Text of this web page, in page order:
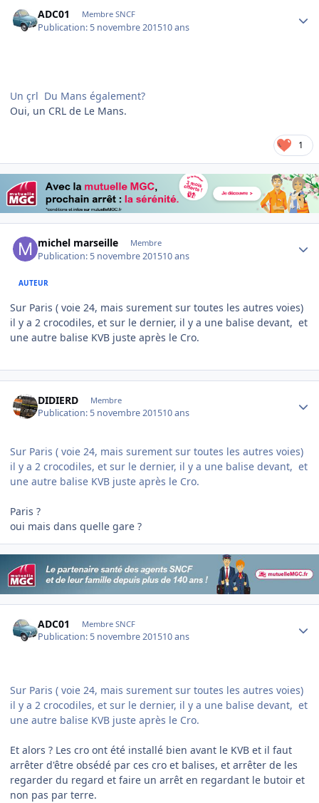
ADC01 Membre SNCF
Publication: 5 novembre 201510 ans
Un çrl Du Mans également?
Oui, un CRL de Le Mans.
1
michel marseille Membre
Publication: 5 novembre 201510 ans
AUTEUR
Sur Paris ( voie 24, mais surement sur toutes les autres voies)
il y a 2 crocodiles, et sur le dernier, il y a une balise devant, et
une autre balise KVB juste après le Cro.
DIDIERD Membre
Publication: 5 novembre 201510 ans
Sur Paris ( voie 24, mais surement sur toutes les autres voies)
il y a 2 crocodiles, et sur le dernier, il y a une balise devant, et
une autre balise KVB juste après le Cro.
Paris ?
oui mais dans quelle gare ?
ADC01 Membre SNCF
Publication: 5 novembre 201510 ans
Sur Paris ( voie 24, mais surement sur toutes les autres voies)
il y a 2 crocodiles, et sur le dernier, il y a une balise devant, et
une autre balise KVB juste après le Cro.
Et alors ? Les cro ont été installé bien avant le KVB et il faut
arrêter d'être obsédé par ces cro et balises, et arrêter de les
regarder du regard et faire un arrêt en regardant le butoir et
non pas par terre.